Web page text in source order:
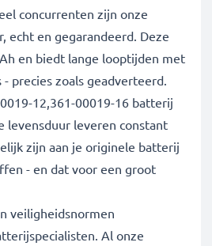
concurrenten zijn onze
echt en gegarandeerd. Deze
en biedt lange looptijden met
precies zoals geadverteerd.
12,361-00019-16 batterij
levensduur leveren constant
zijn aan je originele batterij
- en dat voor een groot
veiligheidsnormen
Al onze